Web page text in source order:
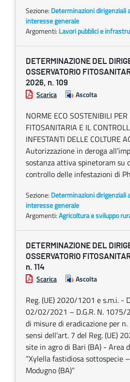
Sezione: Determinazioni dirigenziali
interesse generale
Argomenti: Lavori pubblici e
DETERMINAZIONE DEL
OSSERVATORIO
2026, n. 109
Scarica Ascolta
NORME ECO SOSTENIBILI
FITOSANITARIA E IL
INFESTANTI DELLE COLTURE
Autorizzazione in deroga
sostanza attiva spinetoram su
controllo delle infestazioni di
Sezione: Determinazioni dirigenziali
interesse generale
Argomenti:Agricoltura e sviluppo
DETERMINAZIONE DEL
OSSERVATORIO
n. 114
Scarica Ascolta
Reg. (UE) 2020/1201 e s.m.i. -
02/02/2021 – D.G.R. N. 1075/
di misure di eradicazione per
sensi dell’art. 7 del Reg. (UE)
site in agro di Bari (BA) - Area
“Xylella fastidiosa sottospecie
Modugno (BA)”